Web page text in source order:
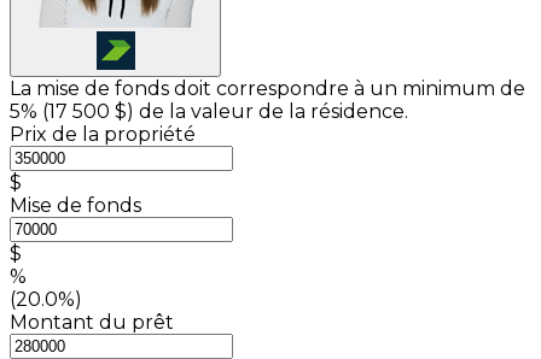
La mise de fonds doit correspondre à un minimum de
5% (17 500 $) de la valeur de la résidence.
Prix de la propriété
$
Mise de fonds
$
%
(20.0%)
Montant du prêt